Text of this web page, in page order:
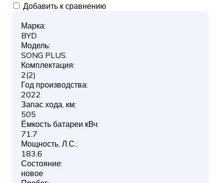
Добавить к сравнению
Марка:
BYD
Модель:
SONG PLUS
Комплектация:
2(2)
Год производства:
2022
Запас хода, км:
505
Ёмкость батареи кВч:
71.7
Мощность, Л.С.:
183,6
Состояние:
новое